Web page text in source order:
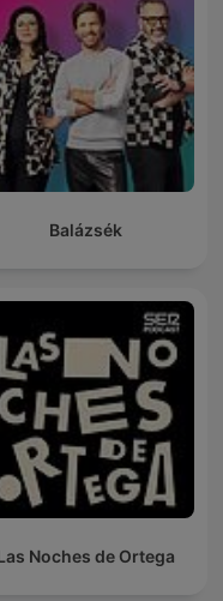
Balázsék
Noches de Ortega